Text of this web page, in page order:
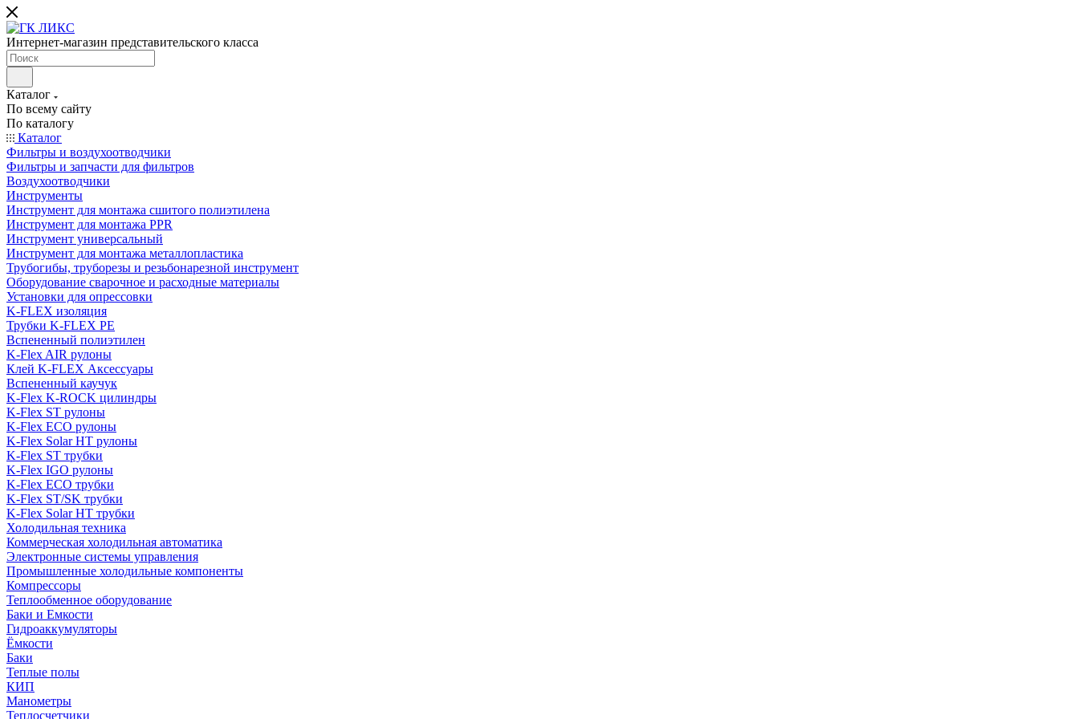
Интернет-магазин представительского класса
Каталог
По всему сайту
По каталогу
Каталог
Фильтры и воздухоотводчики
Фильтры и запчасти для фильтров
Воздухоотводчики
Инструменты
Инструмент для монтажа сшитого полиэтилена
Инструмент для монтажа PPR
Инструмент универсальный
Инструмент для монтажа металлопластика
Трубогибы, труборезы и резьбонарезной инструмент
Оборудование сварочное и расходные материалы
Установки для опрессовки
K-FLEX изоляция
Трубки K-FLEX PE
Вспененный полиэтилен
K-Flex AIR рулоны
Клей K-FLEX Аксессуары
Вспененный каучук
K-Flex K-ROCK цилиндры
K-Flex ST рулоны
K-Flex ECO рулоны
K-Flex Solar HT рулоны
K-Flex ST трубки
K-Flex IGO рулоны
K-Flex ECO трубки
K-Flex ST/SK трубки
K-Flex Solar HT трубки
Холодильная техника
Коммерческая холодильная автоматика
Электронные системы управления
Промышленные холодильные компоненты
Компрессоры
Теплообменное оборудование
Баки и Емкости
Гидроаккумуляторы
Ёмкости
Баки
Теплые полы
КИП
Манометры
Теплосчетчики